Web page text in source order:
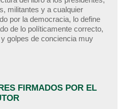
militantes y a cualquier
por la democracia, lo define
de lo políticamente correcto,
golpes de conciencia muy
FIRMADOS POR EL